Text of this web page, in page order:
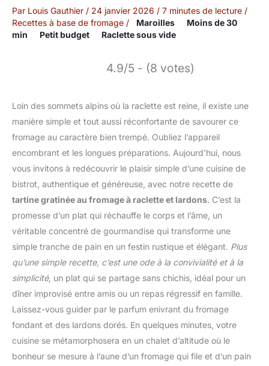
Par Louis Gauthier / 24 janvier 2026 / 7 minutes de lecture /
Recettes à base de fromage / Maroilles
Moins de 30
min
Petit budget Raclette sous vide
4.9/5 - (8 votes)
Loin des sommets alpins où la raclette est reine, il existe une
manière simple et tout aussi réconfortante de savourer ce
fromage au caractère bien trempé. Oubliez l’appareil
encombrant et les longues préparations. Aujourd’hui, nous
vous invitons à redécouvrir le plaisir simple d’une cuisine de
bistrot, authentique et généreuse, avec notre recette de
tartine gratinée au fromage à raclette et lardons. C’est la
promesse d’un plat qui réchauffe le corps et l’âme, un
véritable concentré de gourmandise qui transforme une
simple tranche de pain en un festin rustique et élégant. Plus
qu’une simple recette, c’est une ode à la convivialité et à la
simplicité, un plat qui se partage sans chichis, idéal pour un
dîner improvisé entre amis ou un repas régressif en famille.
Laissez-vous guider par le parfum enivrant du fromage
fondant et des lardons dorés. En quelques minutes, votre
cuisine se métamorphosera en un chalet d’altitude où le
bonheur se mesure à l’aune d’un fromage qui file et d’un pain